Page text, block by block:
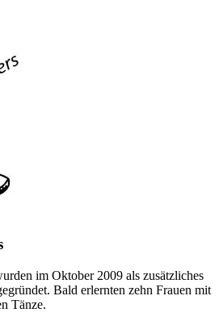
im Oktober 2009 als zusätzliches
Bald erlernten zehn Frauen mit
Tänze.